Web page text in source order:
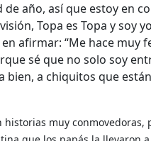
año, así que estoy en
Topa es Topa y soy
afirmar: “Me hace muy
sé que no solo soy
bien, a chiquitos que
muy conmovedoras,